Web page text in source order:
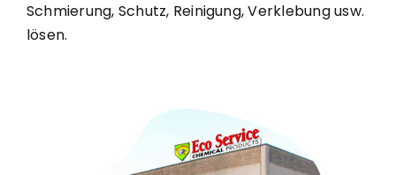
Schmierung, Schutz, Reinigung, Verklebung usw.
lösen.